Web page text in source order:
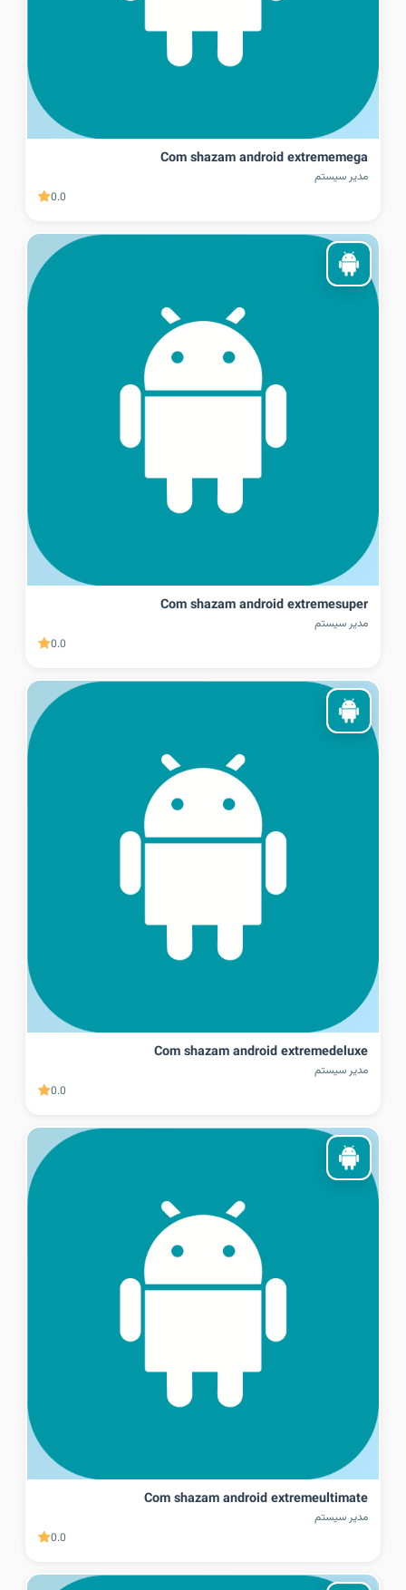
Com shazam android extrememega
مدیر سیستم
0.0
Com shazam android extremesuper
مدیر سیستم
0.0
Com shazam android extremedeluxe
مدیر سیستم
0.0
Com shazam android extremeultimate
مدیر سیستم
0.0